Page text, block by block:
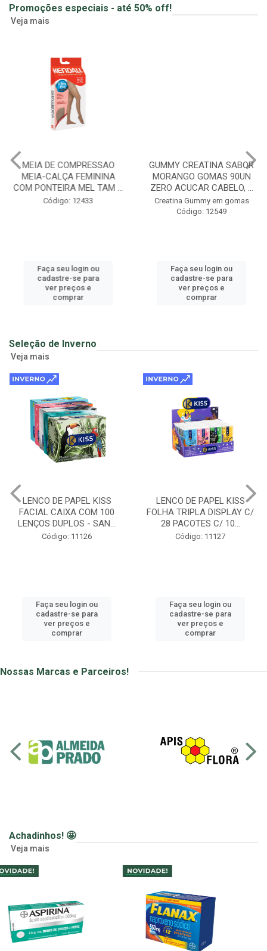
Promoções especiais - até 50% off!
Veja mais
MEIA DE COMPRESSAO
MEIA-CALÇA FEMININA
COM PONTEIRA MEL TAM ...
Código: 12433
Faça seu login ou
cadastre-se para
ver preços e
comprar
GUMMY CREATINA SABOR
MORANGO GOMAS 90UN
ZERO ACUCAR CABELO, ...
Creatina Gummy em gomas
Código: 12549
Faça seu login ou
cadastre-se para
ver preços e
comprar
Seleção de Inverno
Veja mais
LENCO DE PAPEL KISS
FACIAL CAIXA COM 100
LENÇOS DUPLOS - SAN...
Código: 11126
Faça seu login ou
cadastre-se para
ver preços e
comprar
LENCO DE PAPEL KISS
FOLHA TRIPLA DISPLAY C/
28 PACOTES C/ 10...
Código: 11127
Faça seu login ou
cadastre-se para
ver preços e
comprar
Nossas Marcas e Parceiros!
Achadinhos! 🤩
Veja mais